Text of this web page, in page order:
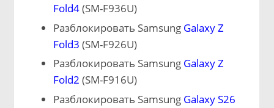
Fold4(SM-F936U)
Разблокировать Samsung Galaxy Z
Fold3 (SM-F926U)
Разблокировать Samsung Galaxy Z
Fold2 (SM-F916U)
Разблокировать Samsung Galaxy S26